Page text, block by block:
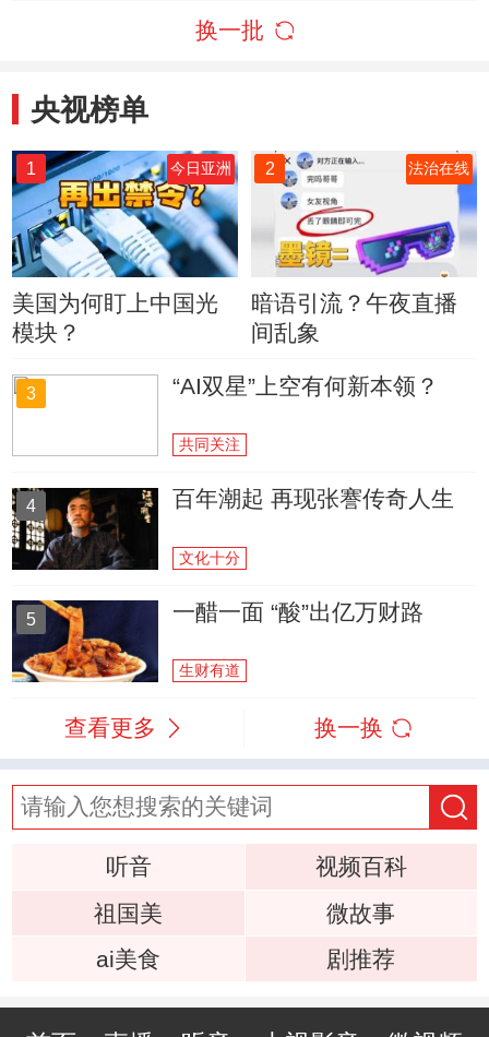
换一批
央视榜单
1 今日亚洲
美国为何盯上中国光
模块？
2 法治在线
暗语引流？午夜直播
间乱象
3 “AI双星”上空有何新本领？
共同关注
4 百年潮起 再现张謇传奇人生
文化十分
5 一醋一面 “酸”出亿万财路
生财有道
查看更多 换一换
听音
视频百科
祖国美
微故事
ai美食
剧推荐